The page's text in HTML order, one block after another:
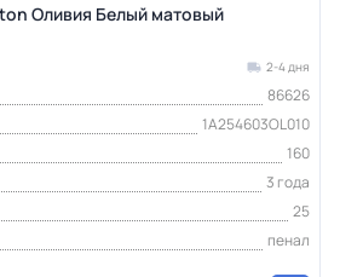
Оливия Белый матовый
2-4 дня
86626
1A254603OL010
160
3 года
25
пенал